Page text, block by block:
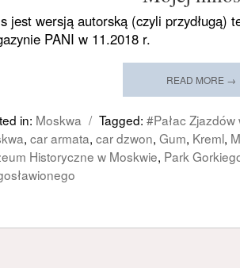
jest wersją autorską (czyli przydługą)
PANI w 11.2018 r.
READ MORE →
in: Moskwa / Tagged: #Pałac
, car armata, car dzwon, Gum, Kreml,
Historyczne w Moskwie, Park